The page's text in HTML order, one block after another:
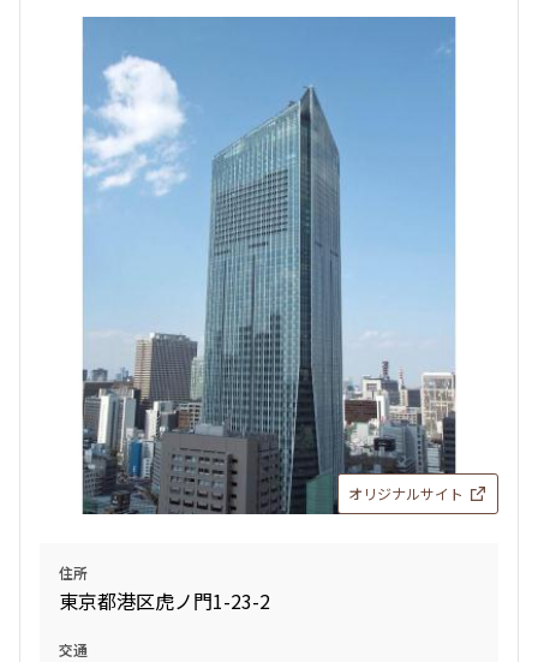
オリジナルサイト
住所
東京都港区虎ノ門1-23-2
交通